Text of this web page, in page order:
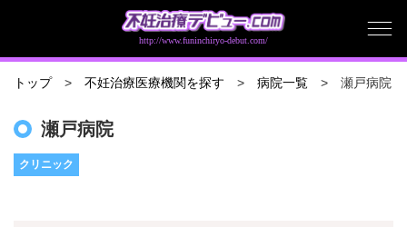
http://www.funinchiryo-debut.com/
トップ 不妊治療医療機関を探す 病院一覧 瀬戸病院
瀬戸病院
クリニック